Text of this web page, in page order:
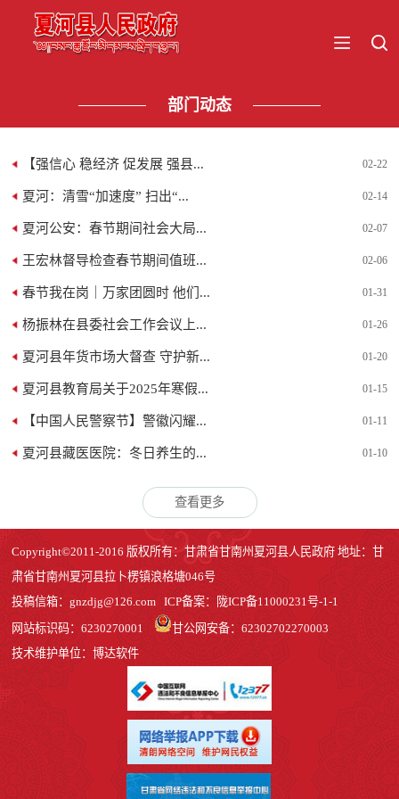
部门动态
02-22
【强信心 稳经济 促发展 强县...
02-14
夏河：清雪“加速度” 扫出“...
02-07
夏河公安：春节期间社会大局...
02-06
王宏林督导检查春节期间值班...
01-31
春节我在岗｜万家团圆时 他们...
01-26
杨振林在县委社会工作会议上...
01-20
夏河县年货市场大督查 守护新...
01-15
夏河县教育局关于2025年寒假...
01-11
【中国人民警察节】警徽闪耀...
01-10
夏河县藏医医院：冬日养生的...
查看更多
Copyright©2011-2016 版权所有：甘肃省甘南州夏河县人民政府 地址：甘
肃省甘南州夏河县拉卜楞镇浪格塘046号
投稿信箱：gnzdjg@126.com ICP备案： 陇ICP备11000231号-1-1
网站标识码：6230270001
甘公网安备：62302702270003
技术维护单位：博达软件